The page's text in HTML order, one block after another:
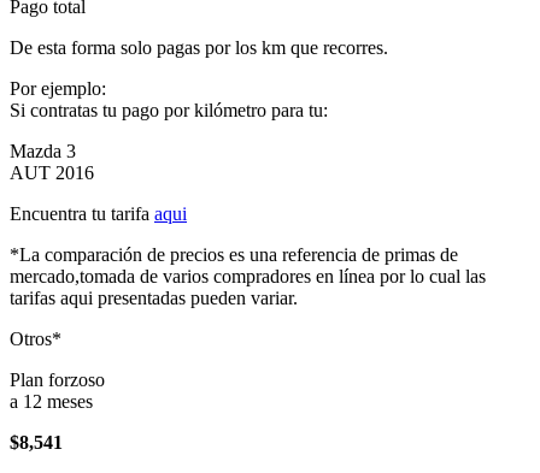
Pago total
De esta forma solo pagas por los km que recorres.
Por ejemplo:
Si contratas tu pago por kilómetro para tu:
Mazda 3
AUT 2016
Encuentra tu tarifa aqui
*La comparación de precios es una referencia de primas de
mercado,tomada de varios compradores en línea por lo cual las
tarifas aqui presentadas pueden variar.
Otros*
Plan forzoso
a 12 meses
$8,541